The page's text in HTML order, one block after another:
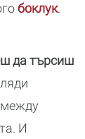
боклук.
да търсиш
между
И